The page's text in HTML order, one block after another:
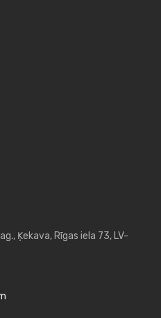
Ķekava, Rīgas iela 73, LV-